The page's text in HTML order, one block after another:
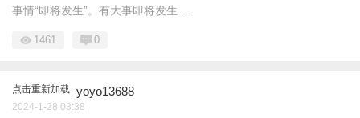
事情“即将发生”。有大事即将发生 ...
1461 0
点击重新加载 yoyo13688
2024-1-28 03:38